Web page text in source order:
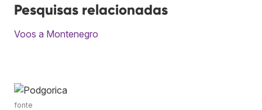
Pesquisas relacionadas
Voos a Montenegro
fonte